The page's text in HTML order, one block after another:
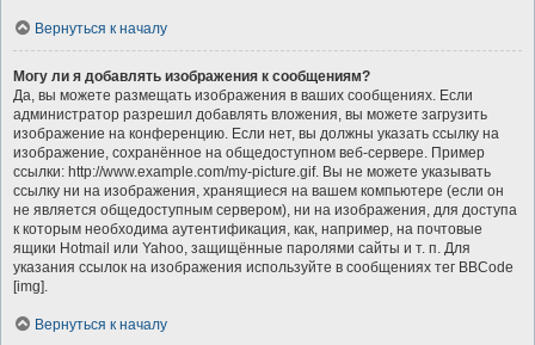
Вернуться к началу
Могу ли я добавлять изображения к сообщениям?
Да, вы можете размещать изображения в ваших сообщениях. Если
администратор разрешил добавлять вложения, вы можете загрузить
изображение на конференцию. Если нет, вы должны указать ссылку на
изображение, сохранённое на общедоступном веб-сервере. Пример
ссылки: http://www.example.com/my-picture.gif. Вы не можете указывать
ссылку ни на изображения, хранящиеся на вашем компьютере (если он
не является общедоступным сервером), ни на изображения, для доступа
к которым необходима аутентификация, как, например, на почтовые
ящики Hotmail или Yahoo, защищённые паролями сайты и т. п. Для
указания ссылок на изображения используйте в сообщениях тег BBCode
[img].
Вернуться к началу